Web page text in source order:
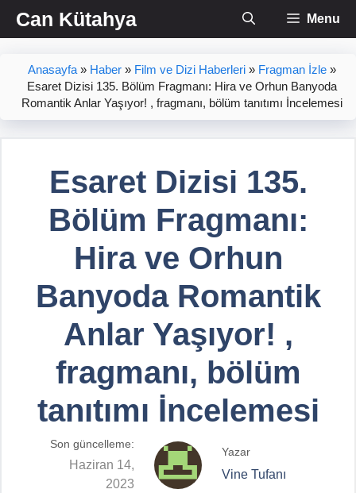
İçeriğe
atlaCan Kütahya Menu
Anasayfa » Haber » Film ve Dizi Haberleri » Fragman İzle »
Esaret Dizisi 135. Bölüm Fragmanı: Hira ve Orhun Banyoda
Romantik Anlar Yaşıyor! , fragmanı, bölüm tanıtımı İncelemesi
Esaret Dizisi 135.
Bölüm Fragmanı:
Hira ve Orhun
Banyoda Romantik
Anlar Yaşıyor! ,
fragmanı, bölüm
tanıtımı İncelemesi
Son güncelleme:
Haziran 14,
2023
Yazar
Vine Tufanı